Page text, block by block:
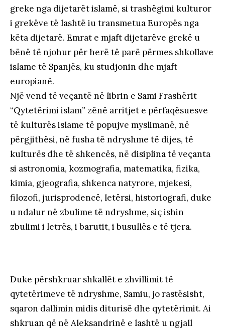
greke nga dijetarët islamë, si trashëgimi kulturor
i grekëve të lashtë iu transmetua Europës nga
këta dijetarë. Emrat e mjaft dijetarëve grekë u
bënë të njohur për herë të parë përmes shkollave
islame të Spanjës, ku studjonin dhe mjaft
europianë.
Një vend të veçantë në librin e Sami Frashërit
“Qytetërimi islam” zënë arritjet e përfaqësuesve
të kulturës islame të popujve myslimanë, në
përgjithësi, në fusha të ndryshme të dijes, të
kulturës dhe të shkencës, në disiplina të veçanta
si astronomia, kozmografia, matematika, fizika,
kimia, gjeografia, shkenca natyrore, mjekesi,
filozofi, jurisprodencë, letërsi, historiografi, duke
u ndalur në zbulime të ndryshme, siç ishin
zbulimi i letrës, i barutit, i busullës e të tjera.
Duke përshkruar shkallët e zhvillimit të
qytetërimeve të ndryshme, Samiu, jo rastësisht,
sqaron dallimin midis diturisë dhe qytetërimit. Ai
shkruan që në Aleksandrinë e lashtë u ngjall